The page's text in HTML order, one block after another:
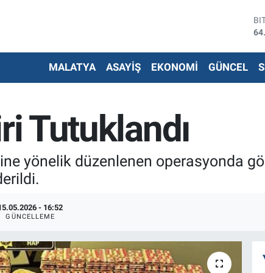
MALATYA ASAYİŞ EKONOMİ GÜNCEL
Tutuklandı
yönelik düzenlenen operasyonda
- 16:52
GÜNCELLEME